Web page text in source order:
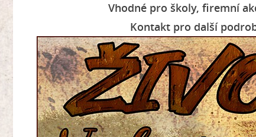
Vhodné pro školy, firemní
Kontakt pro další